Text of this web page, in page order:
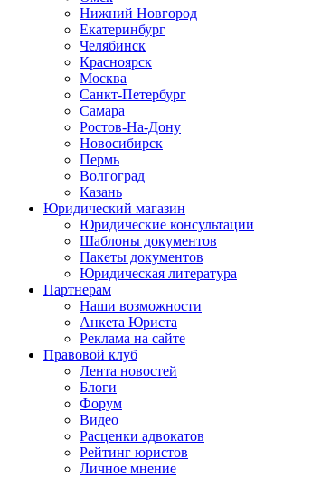
Нижний Новгород
Екатеринбург
Челябинск
Красноярск
Москва
Санкт-Петербург
Самара
Ростов-На-Дону
Новосибирск
Пермь
Волгоград
Казань
Юридический магазин
Юридические консультации
Шаблоны документов
Пакеты документов
Юридическая литература
Партнерам
Наши возможности
Анкета Юриста
Реклама на сайте
Правовой клуб
Лента новостей
Блоги
Форум
Видео
Расценки адвокатов
Рейтинг юристов
Личное мнение